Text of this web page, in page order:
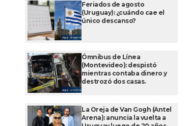
Feriados de agosto
(Uruguay): ¿cuándo cae el
único descanso?
Ómnibus de Línea
(Montevideo): despistó
mientras contaba dinero y
destrozó dos casas.
La Oreja de Van Gogh (Antel
Arena): anuncia la vuelta a